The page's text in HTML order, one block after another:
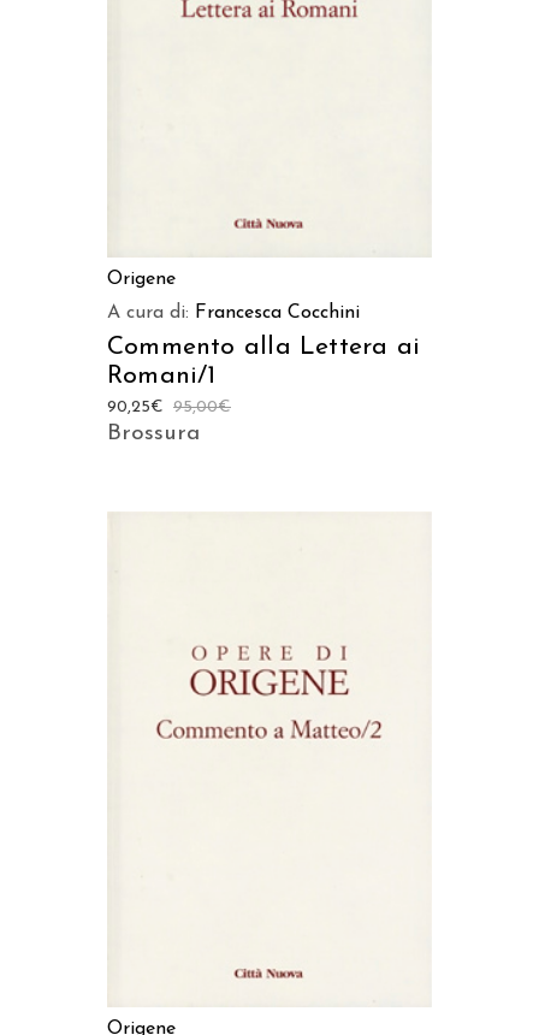
AGGIUNGI AL CARRELLO
Origene
A cura di: Francesca Cocchini
Commento alla Lettera ai
Romani/1
95,00€
90,25€
Brossura
Origene